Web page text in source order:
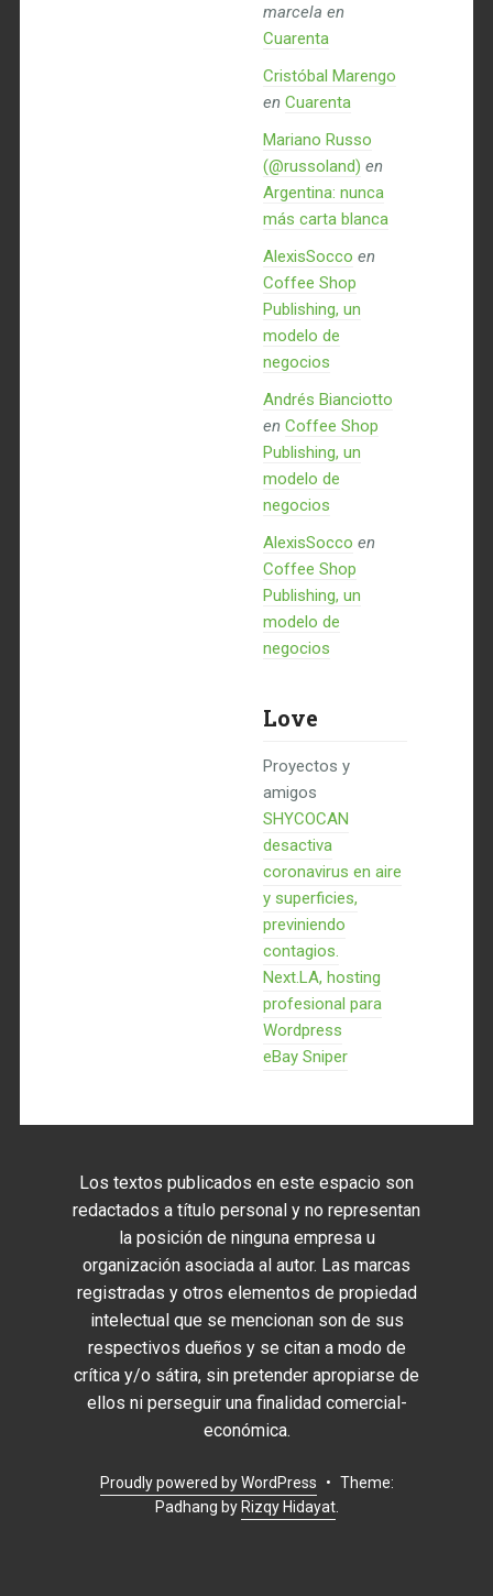
marcela en
Cuarenta
Cristóbal Marengo
en Cuarenta
Mariano Russo
(@russoland) en
Argentina: nunca
más carta blanca
AlexisSocco en
Coffee Shop
Publishing, un
modelo de
negocios
Andrés Bianciotto
en Coffee Shop
Publishing, un
modelo de
negocios
AlexisSocco en
Coffee Shop
Publishing, un
modelo de
negocios
Love
Proyectos y
amigos
SHYCOCAN
desactiva
coronavirus en aire
y superficies,
previniendo
contagios.
Next.LA, hosting
profesional para
Wordpress
eBay Sniper
Los textos publicados en este espacio son
redactados a título personal y no representan
la posición de ninguna empresa u
organización asociada al autor. Las marcas
registradas y otros elementos de propiedad
intelectual que se mencionan son de sus
respectivos dueños y se citan a modo de
crítica y/o sátira, sin pretender apropiarse de
ellos ni perseguir una finalidad comercial-
económica.
Proudly powered by WordPress • Theme:
Padhang by Rizqy Hidayat.